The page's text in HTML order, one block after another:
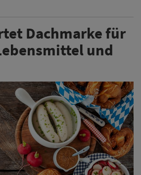
Dachmarke für
und